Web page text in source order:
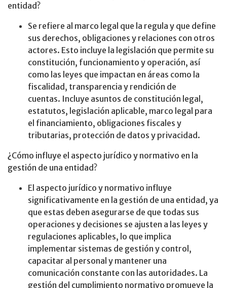
entidad?
Se refiere al marco legal que la regula y que define
sus derechos, obligaciones y relaciones con otros
actores. Esto incluye la legislación que permite su
constitución, funcionamiento y operación, así
como las leyes que impactan en áreas como la
fiscalidad, transparencia y rendición de
cuentas. Incluye asuntos de constitución legal,
estatutos, legislación aplicable, marco legal para
el financiamiento, obligaciones fiscales y
tributarias, protección de datos y privacidad.
¿Cómo influye el aspecto jurídico y normativo en la
gestión de una entidad?
El aspecto jurídico y normativo influye
significativamente en la gestión de una entidad, ya
que estas deben asegurarse de que todas sus
operaciones y decisiones se ajusten a las leyes y
regulaciones aplicables, lo que implica
implementar sistemas de gestión y control,
capacitar al personal y mantener una
comunicación constante con las autoridades. La
gestión del cumplimiento normativo promueve la